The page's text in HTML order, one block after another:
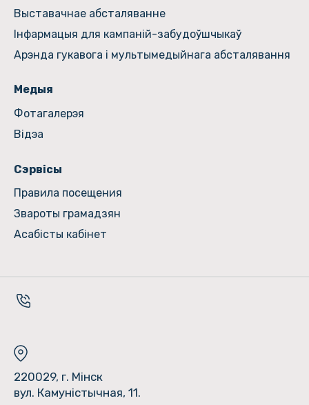
Выставачнае абсталяванне
Інфармацыя для кампаній-забудоўшчыкаў
Арэнда гукавога і мультымедыйнага абсталявання
Медыя
Фотагалерэя
Відэа
Сэрвісы
Правила посещения
Звароты грамадзян
Асабісты кабінет
220029, г. Мінск
вул. Камуністычная, 11.